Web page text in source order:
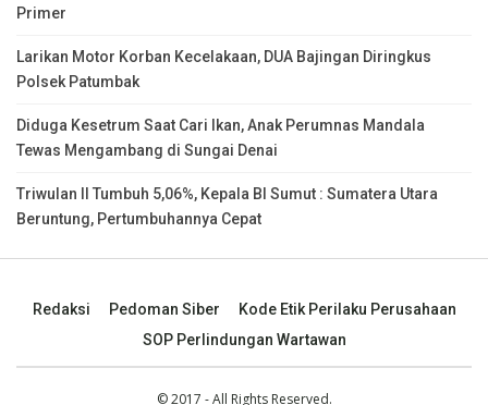
Primer
Larikan Motor Korban Kecelakaan, DUA Bajingan Diringkus
Polsek Patumbak
Diduga Kesetrum Saat Cari Ikan, Anak Perumnas Mandala
Tewas Mengambang di Sungai Denai
Triwulan II Tumbuh 5,06%, Kepala BI Sumut : Sumatera Utara
Beruntung, Pertumbuhannya Cepat
Redaksi Pedoman Siber
Kode Etik Perilaku Perusahaan
SOP Perlindungan Wartawan
© 2017 - All Rights Reserved.